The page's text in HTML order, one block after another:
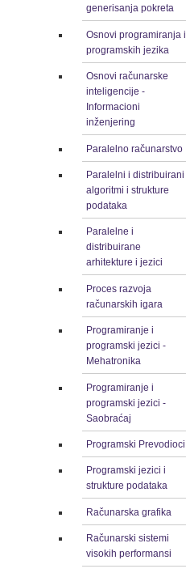
generisanja pokreta
Osnovi programiranja i
programskih jezika
Osnovi računarske
inteligencije -
Informacioni
inženjering
Paralelno računarstvo
Paralelni i distribuirani
algoritmi i strukture
podataka
Paralelne i
distribuirane
arhitekture i jezici
Proces razvoja
računarskih igara
Programiranje i
programski jezici -
Mehatronika
Programiranje i
programski jezici -
Saobraćaj
Programski Prevodioci
Programski jezici i
strukture podataka
Računarska grafika
Računarski sistemi
visokih performansi